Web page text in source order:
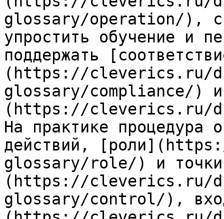
glossary/operation/),
упростить обучение и
поддержать
(https://cleverics.ru/
glossary/compliance/)
(https://cleverics.ru/
На практике процедура
действий,
glossary/role/) и точки
(https://cleverics.ru/
glossary/control/),